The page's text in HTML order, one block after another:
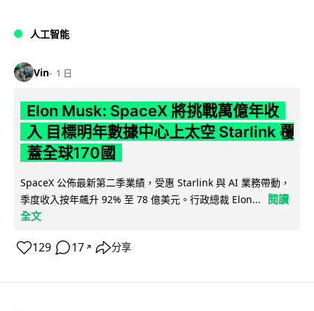
人工智能
Vin 1 日
Elon Musk: SpaceX 將挑戰萬億年收
入 目標明年數據中心上太空 Starlink 覆
蓋全球170國
SpaceX 公佈最新第二季業績，受惠 Starlink 與 AI 業務帶動，
季度收入按年飆升 92% 至 78 億美元。行政總裁 Elon...
閱讀
全文
129 17 ↗ 分享